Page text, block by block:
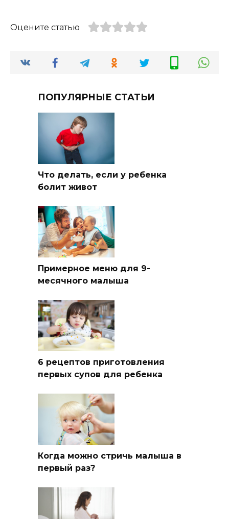
Оцените статью
ПОПУЛЯРНЫЕ СТАТЬИ
Что делать, если у ребенка
болит живот
Примерное меню для 9-
месячного малыша
6 рецептов приготовления
первых супов для ребенка
Когда можно стричь малыша в
первый раз?